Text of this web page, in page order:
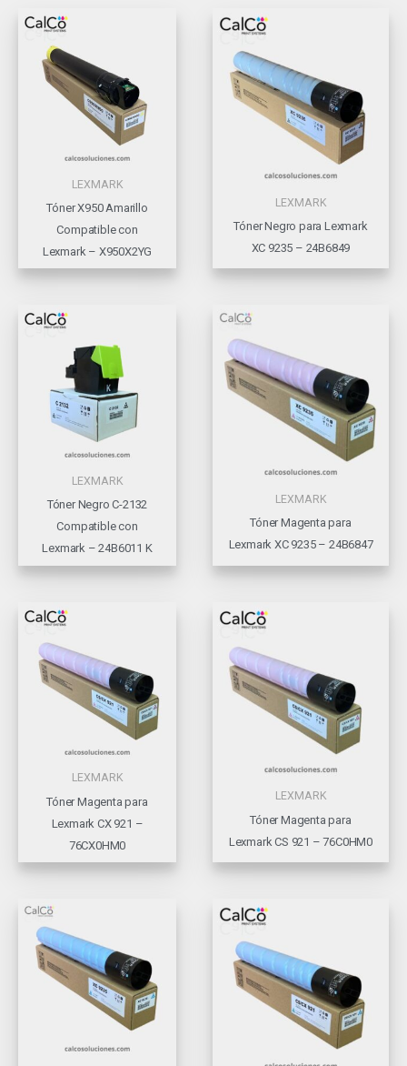
LEXMARK
Tóner X950 Amarillo
Compatible con
Lexmark – X950X2YG
LEXMARK
Tóner Negro para Lexmark
XC 9235 – 24B6849
LEXMARK
Tóner Negro C-2132
Compatible con
Lexmark – 24B6011 K
LEXMARK
Tóner Magenta para
Lexmark XC 9235 – 24B6847
LEXMARK
Tóner Magenta para
Lexmark CX 921 –
76CX0HM0
LEXMARK
Tóner Magenta para
Lexmark CS 921 – 76C0HM0